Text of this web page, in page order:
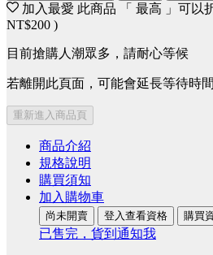
加入最愛 此商品 「 最高 」可以
NT$200 )
目前搶購人潮眾多，請耐心等候
若離開此頁面，可能會延長等待時間
重新進入商品頁
商品介紹
規格說明
購買須知
加入購物車
尚未開賣 登入查看資格 購買
已售完，貨到通知我